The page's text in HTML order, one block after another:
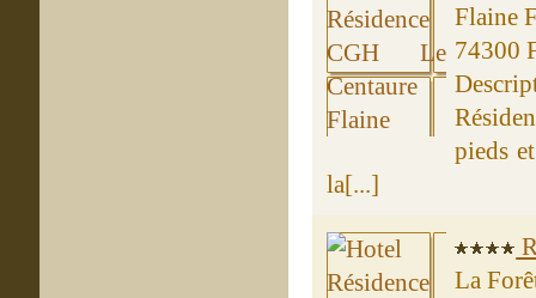
Flaine
74300
pieds
la[...]
La